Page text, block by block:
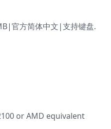
官方简体中文|支持键盘.
or AMD equivalent